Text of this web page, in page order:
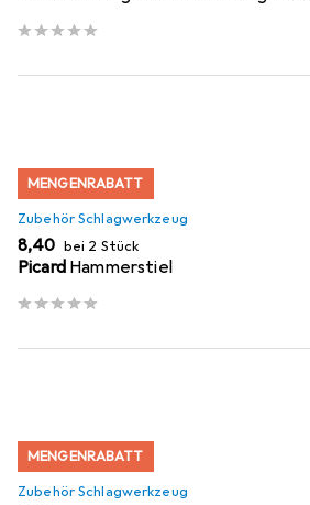
MENGENRABATT
Zubehör Schlagwerkzeug
EUR
8,40 bei 2 Stück
Picard Hammerstiel
MENGENRABATT
Zubehör Schlagwerkzeug